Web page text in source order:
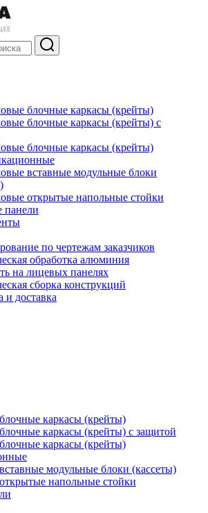
блочные каркасы (крейты)
блочные каркасы (крейты) с
блочные каркасы (крейты)
вставные модульные блоки
открытые напольные стойки
панели
по чертежам заказчиков
обработка алюминия
на лицевых панелях
сборка конструкций
и доставка
каркасы (крейты)
каркасы (крейты) с защитой
каркасы (крейты)
модульные блоки (кассеты)
напольные стойки